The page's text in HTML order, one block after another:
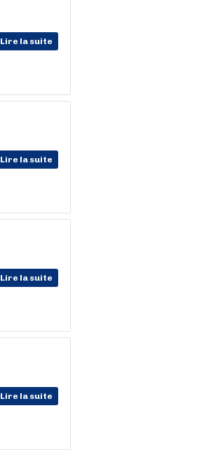
Lire la suite
Lire la suite
Lire la suite
Lire la suite